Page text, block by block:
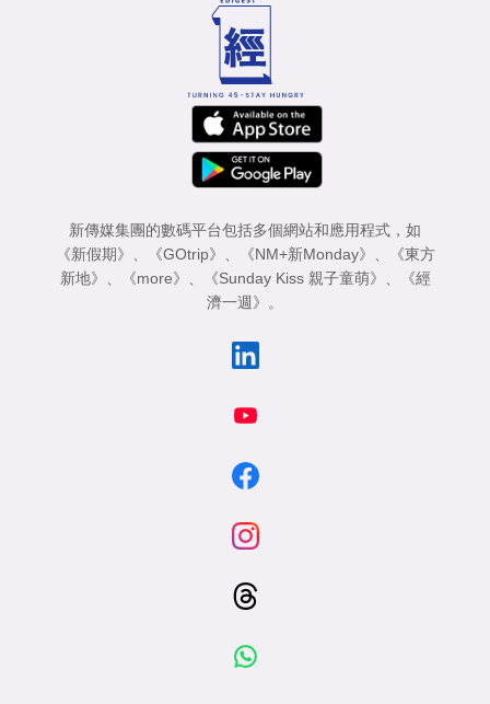
新傳媒集團的數碼平台包括多個網站和應用程式，如
《新假期》
《GOtrip》 《NM+新Monday》
《東方
新地》
《more》 《Sunday Kiss 親子童萌》
《經
濟一週》
。